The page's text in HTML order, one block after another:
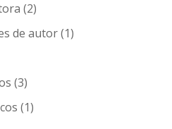
(2)
de autor(1)
(3)
(1)